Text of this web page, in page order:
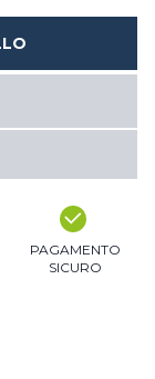
PAGAMENTO
SICURO